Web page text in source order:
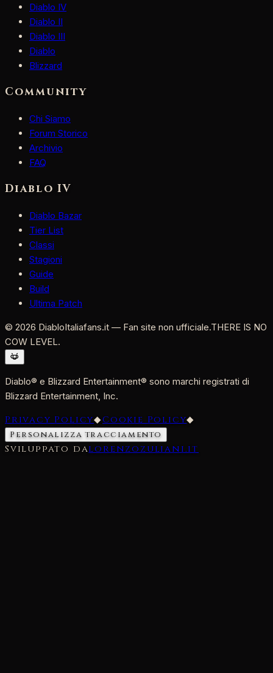
Diablo IV
Diablo II
Diablo III
Diablo
Blizzard
Community
Chi Siamo
Forum Storico
Archivio
FAQ
Diablo IV
Diablo Bazar
Tier List
Classi
Stagioni
Guide
Build
Ultima Patch
© 2026 DiabloItaliafans.it — Fan site non ufficiale.THERE IS NO
COW LEVEL.
Diablo® e Blizzard Entertainment® sono marchi registrati di
Blizzard Entertainment, Inc.
Privacy Policy◆Cookie Policy◆
Personalizza tracciamento
Sviluppato dalorenzozuliani.it